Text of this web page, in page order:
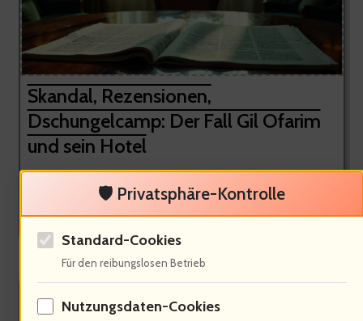
Skandal, Rezensionen,
Dschungelcamp: Der Fall Gil Ofarim
und sein Hotel
⋅ Beitrag vom: 2/19/2026
Der Fall Gil Ofarim polarisiert und hat nicht nur daserobert, sondern
auch ein Leipziger Hotel...
🛡️ Privatsphäre-Kontrolle
Standard-Cookies
Für den reibungslosen Betrieb
Nutzungsdaten-Cookies